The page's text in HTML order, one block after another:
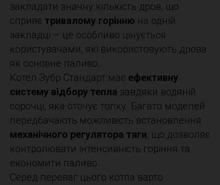
закладати значну кількість дров, що
сприяє тривалому горінню на одній
закладці – це особливо цінується
користувачами, які використовують дрова
як основне паливо.
Котел Зубр Стандарт має ефективну
систему відбору тепла завдяки водяній
сорочці, яка оточує топку. Багато моделей
передбачають можливість встановлення
механічного регулятора тяги, що дозволяє
контролювати інтенсивність горіння та
економити паливо.
Серед переваг цього котла варто